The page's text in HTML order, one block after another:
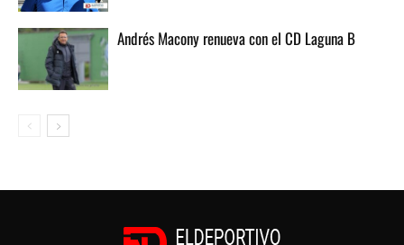
Andrés Macony renueva con el CD Laguna B